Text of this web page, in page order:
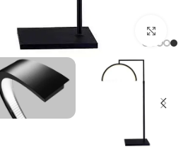
Click to enlarge